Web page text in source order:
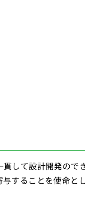
して設計開発ので
することを使命と